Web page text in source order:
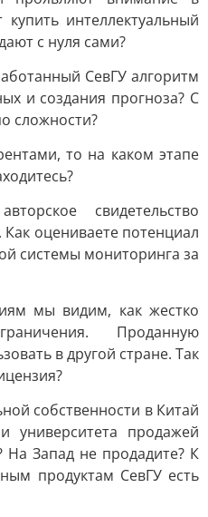
интеллектуальный
с нуля сами?
СевГУ алгоритм
и создания прогноза? С
сложности?
то на каком этапе
свидетельство
оцениваете потенциал
системы мониторинга за
мы видим, как жестко
Проданную
в другой стране. Так
собственности в Китай
университета продажей
На Запад не продадите? К
продуктам СевГУ есть